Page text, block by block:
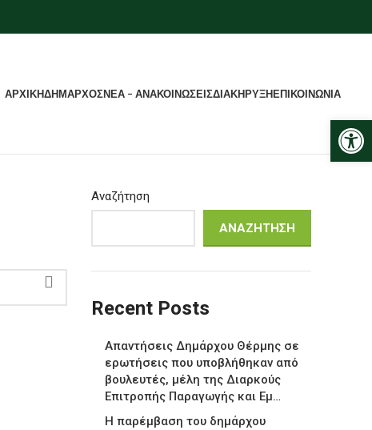
ΑΡΧΙΚΗΔΗΜΑΡΧΟΣΝΕΑ – ΑΝΑΚΟΙΝΩΣΕΙΣΔΙΑΚΗΡΥΞΗΕΠΙΚΟΙΝΩΝΙΑ
Αναζήτηση
ΑΝΑΖΉΤΗΣΗ
Recent Posts
Απαντήσεις Δημάρχου Θέρμης σε
ερωτήσεις που υποβλήθηκαν από
βουλευτές, μέλη της Διαρκούς
Επιτροπής Παραγωγής και Εμ…
Η παρέμβαση του δημάρχου